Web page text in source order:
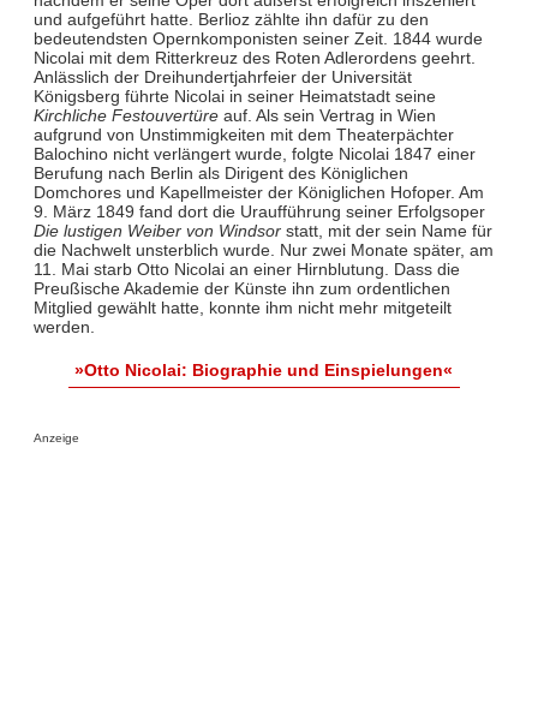
und aufgeführt hatte. Berlioz zählte ihn dafür zu den
bedeutendsten Opernkomponisten seiner Zeit. 1844 wurde
Nicolai mit dem Ritterkreuz des Roten Adlerordens geehrt.
Anlässlich der Dreihundertjahrfeier der Universität
Königsberg führte Nicolai in seiner Heimatstadt seine
Kirchliche Festouvertüreauf. Als sein Vertrag in Wien
aufgrund von Unstimmigkeiten mit dem Theaterpächter
Balochino nicht verlängert wurde, folgte Nicolai 1847 einer
Berufung nach Berlin als Dirigent des Königlichen
Domchores und Kapellmeister der Königlichen Hofoper. Am
9. März 1849 fand dort die Uraufführung seiner Erfolgsoper
Die lustigen Weiber von Windsorstatt, mit der sein Name für
die Nachwelt unsterblich wurde. Nur zwei Monate später, am
11. Mai starb Otto Nicolai an einer Hirnblutung. Dass die
Preußische Akademie der Künste ihn zum ordentlichen
Mitglied gewählt hatte, konnte ihm nicht mehr mitgeteilt
werden.
»Otto Nicolai: Biographie und Einspielungen«
Anzeige